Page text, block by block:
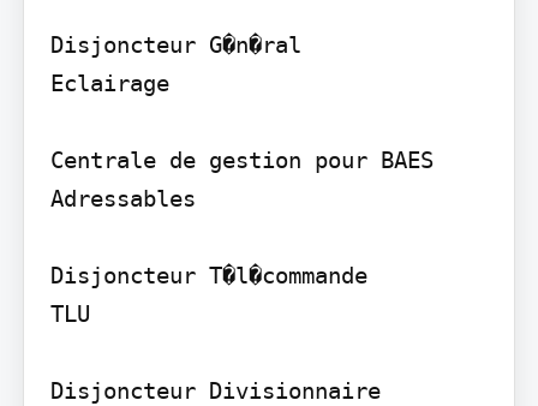
Disjoncteur G�n�ral
Eclairage
Centrale de gestion pour BAES
Adressables
Disjoncteur T�l�commande
TLU
Disjoncteur Divisionnaire